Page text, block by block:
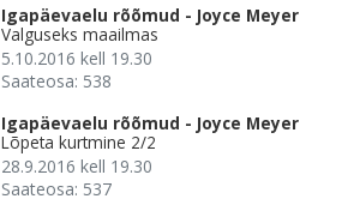
Igapäevaelu rõõmud - Joyce Meyer
Valguseks maailmas
5.10.2016 kell 19.30
Saateosa: 538
Igapäevaelu rõõmud - Joyce Meyer
Lõpeta kurtmine 2/2
28.9.2016 kell 19.30
Saateosa: 537